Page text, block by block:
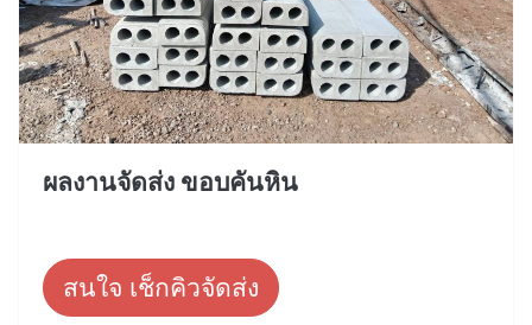
ผลงานจัดส่ง ขอบคันหิน
สนใจ เช็กคิวจัดส่ง